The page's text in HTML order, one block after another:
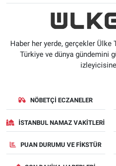
Haber her yerde, gerçekler Ülke
Türkiye ve dünya gündemini
NÖBETÇI ECZANELER
İSTANBUL NAMAZ VAKITLERI
PUAN DURUMU VE FIKSTÜR